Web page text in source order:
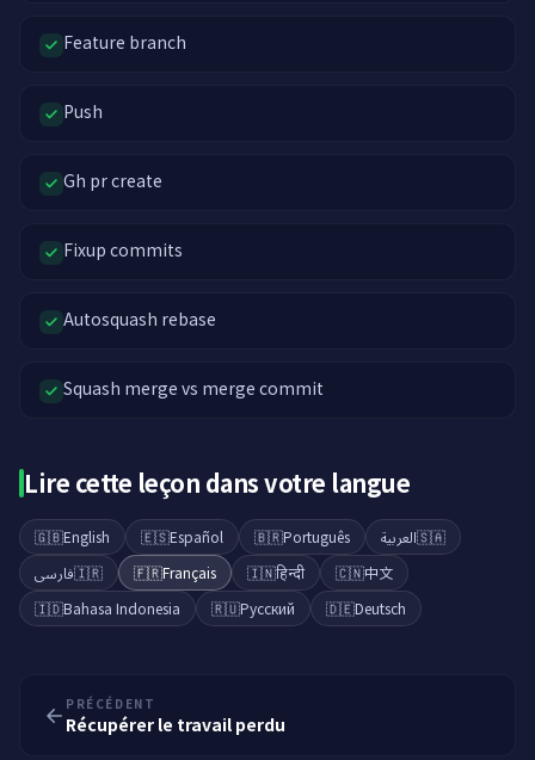
Feature branch
Push
Gh pr create
Fixup commits
Autosquash rebase
Squash merge vs merge commit
Lire cette leçon dans votre langue
🇬🇧English 🇪🇸Español 🇧🇷Português 🇸🇦العربية
🇮🇷فارسی 🇫🇷Français 🇮🇳हिन्दी 🇨🇳中文
🇮🇩Bahasa Indonesia 🇷🇺Русский 🇩🇪Deutsch
PRÉCÉDENT
Récupérer le travail perdu